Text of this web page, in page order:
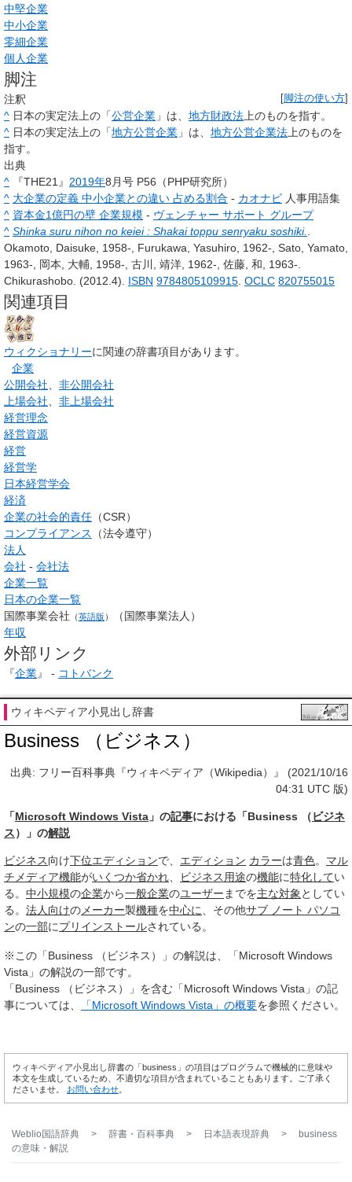
中堅企業
中小企業
零細企業
個人企業
脚注
脚注の使い方
注釈
^ 日本の実定法上の「公営企業 」は、 地方財政法上のものを指す。
^ 日本の実定法上の「地方公営企業 」は、 地方公営企業法上のものを
指す。
出典
^
『THE21』 2019年8月号 P56（PHP研究所）
^ 大企業の定義 中小企業との違い 占める割合 - カオナビ 人事用語集
^ 資本金1億円の壁 企業規模 - ヴェンチャー サポート グループ
^ Shinka suru nihon no keiei : Shakai toppu senryaku soshiki..
Okamoto, Daisuke, 1958-, Furukawa, Yasuhiro, 1962-, Sato, Yamato,
1963-, 岡本, 大輔, 1958-, 古川, 靖洋, 1962-, 佐藤, 和, 1963-.
Chikurashobo. (2012.4). ISBN 9784805109915. OCLC 820755015
関連項目
ウィクショナリーに関連の辞書項目があります。
企業
公開会社、 非公開会社
上場会社、 非上場会社
経営理念
経営資源
経営
経営学
日本経営学会
経済
企業の社会的責任 （CSR）
コンプライアンス
（法令遵守）
法人
会社 - 会社法
企業一覧
日本の企業一覧
国際事業会社 （英語版 ）
（国際事業法人）
年収
外部リンク
『企業』 - コトバンク
ウィキペディア小見出し辞書
Business （ビジネス）
出典: フリー百科事典『ウィキペディア（Wikipedia）』 (2021/10/16
04:31 UTC 版)
「Microsoft Windows Vista 」の記事における「Business （ビジネ
ス）」の解説
ビジネス向け下位エディションで、 エディション カラーは青色。 マル
チメディア機能がいくつか省かれ、 ビジネス用途の機能に特化してい
る。 中小規模の企業から一般企業のユーザーまでを主な対象としてい
る。 法人向けのメーカー製機種を中心に、その他サブ ノート パソコ
ンの一部にプリインストールされている。
※この「Business （ビジネス）」の解説は、「Microsoft Windows
Vista」の解説の一部です。
「Business （ビジネス）」を含む「Microsoft Windows Vista」の記
事については、
「Microsoft Windows Vista」の概要を参照ください。
ウィキペディア小見出し辞書の「business」の項目はプログラムで機械的に意味や
本文を生成しているため、不適切な項目が含まれていることもあります。ご了承く
ださいませ。 お問い合わせ
Weblio国語辞典 > 辞書・百科事典 > 日本語表現辞典 >
business
の意味・解説